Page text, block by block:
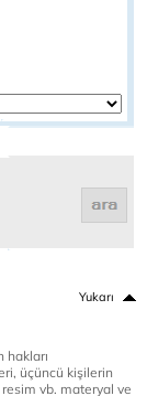
Yukarı
hakları
üçüncü kişilerin
vb. materyal ve